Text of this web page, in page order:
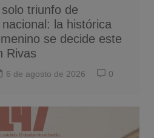
triunfo de
la histórica
se decide este
Rivas
6 de agosto de 2026 0